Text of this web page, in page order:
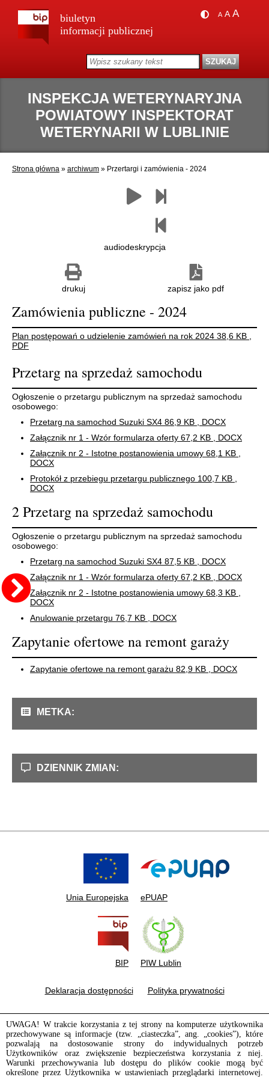
biuletyn
informacji publicznej
A A A
INSPEKCJA WETERYNARYJNA
POWIATOWY INSPEKTORAT
WETERYNARII W LUBLINIE
Strona główna » archiwum » Przertargi i zamówienia - 2024
Poprzedni
audiodeskrypcja
zapisz jako pdf
drukuj
Zamówienia publiczne - 2024
Plan postępowań o udzielenie zamówień na rok 2024 38,6 KB
PDF
Przetarg na sprzedaż samochodu
Ogłoszenie o przetargu publicznym na sprzedaż samochodu
osobowego:
Przetarg na samochod Suzuki SX4 86,9 KB
, DOCX
Załącznik nr 1 - Wzór formularza oferty 67,2 KB
, DOCX
Załącznik nr 2 - Istotne postanowienia umowy 68,1 KB
DOCX
Protokół z przebiegu przetargu publicznego 100,7 KB
DOCX
2 Przetarg na sprzedaż samochodu
Ogłoszenie o przetargu publicznym na sprzedaż samochodu
osobowego:
Przetarg na samochod Suzuki SX4 87,5 KB
, DOCX
Załącznik nr 1 - Wzór formularza oferty 67,2 KB
, DOCX
Załącznik nr 2 - Istotne postanowienia umowy 68,3 KB
DOCX
Anulowanie przetargu 76,7 KB , DOCX
Zapytanie ofertowe na remont garaży
Zapytanie ofertowe na remont garażu 82,9 KB , DOCX
METKA:
DZIENNIK ZMIAN:
Unia Europejska ePUAP
BIP PIW Lublin
Deklaracja dostępności Polityka prywatności
UWAGA! W trakcie korzystania z tej strony na komputerze użytkownika
przechowywane są informacje (tzw. „ciasteczka”, ang. „cookies”), które
pozwalają na dostosowanie strony do indywidualnych potrzeb
Użytkowników oraz zwiększenie bezpieczeństwa korzystania z niej.
Warunki przechowywania lub dostępu do plików cookie mogą być
określone przez Użytkownika w ustawieniach przeglądarki internetowej.